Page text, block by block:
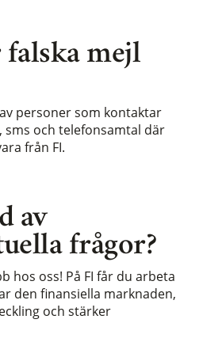
av
frågor?
hos oss! På FI får du arbeta
den finansiella marknaden,
och stärker
falska mejl
personer som kontaktar
sms och telefonsamtal där
från FI.